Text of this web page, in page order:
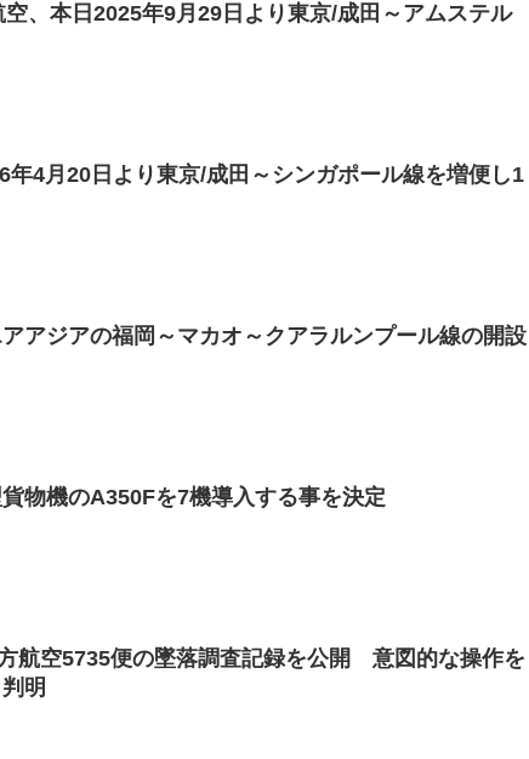
、本日2025年9月29日より東京/成田～アムステル
年4月20日より東京/成田～シンガポール線を増便し1
アジアの福岡～マカオ～クアラルンプール線の開設
物機のA350Fを7機導入する事を決定
航空5735便の墜落調査記録を公開 意図的な操作を
明